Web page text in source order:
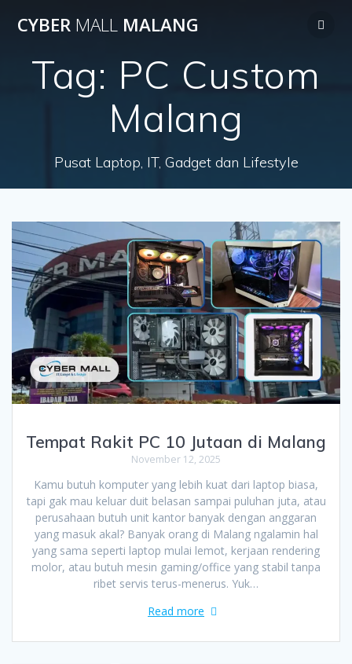
to
CYBER MALL MALANG
Tag: PC Custom
Malang
Pusat Laptop, IT, Gadget dan Lifestyle
Tempat Rakit PC 10 Jutaan di Malang
November 12, 2025
Kamu butuh komputer yang lebih kuat dari laptop biasa,
tapi gak mau keluar duit belasan sampai puluhan juta, atau
perusahaan butuh unit kantor banyak dengan anggaran
yang masuk akal? Banyak orang di Malang ngalamin hal
yang sama seperti laptop mulai lemot, kerjaan rendering
molor, atau butuh mesin gaming/office yang stabil tanpa
ribet servis terus-menerus. Yuk…
Read more